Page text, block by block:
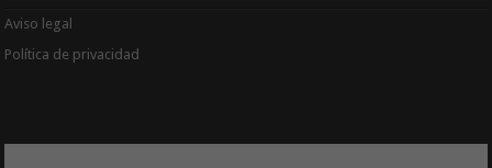
Aviso legal
Política de privacidad